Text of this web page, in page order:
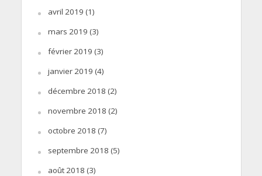
avril 2019 (1)
mars 2019 (3)
février 2019 (3)
janvier 2019 (4)
décembre 2018 (2)
novembre 2018 (2)
octobre 2018 (7)
septembre 2018 (5)
août 2018 (3)